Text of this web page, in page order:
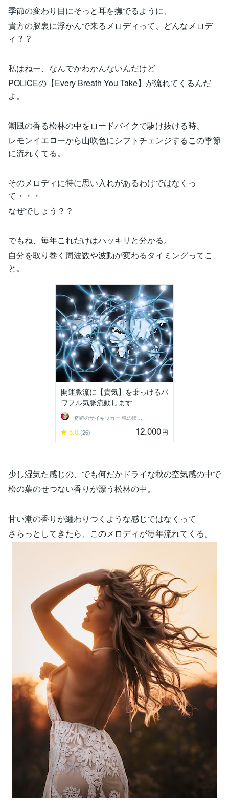
季節の変わり目にそっと耳を撫でるように、
貴方の脳裏に浮かんで来るメロディって、どんなメロデ
ィ？？
私はねー、なんでかわかんないんだけど
POLICEの【Every Breath You Take】が流れてくるんだ
よ。
潮風の香る松林の中をロードバイクで駆け抜ける時、
レモンイエローから山吹色にシフトチェンジするこの季節
に流れくてる。
そのメロディに特に思い入れがあるわけではなくっ
て・・・
なぜでしょう？？
でもね、毎年これだけはハッキリと分かる。
自分を取り巻く周波数や波動が変わるタイミングってこ
と。
開運脈流に【貴気】を乗っけるパ
ワフル気脈流動します
奇跡のサイキッカー 魂の鑑定師 ステラ
5.0 (26) 12,000円
少し湿気た感じの、でも何だかドライな秋の空気感の中で
松の葉のせつない香りが漂う松林の中。
甘い潮の香りが纏わりつくような感じではなくって
さらっとしてきたら、このメロディが毎年流れてくる。